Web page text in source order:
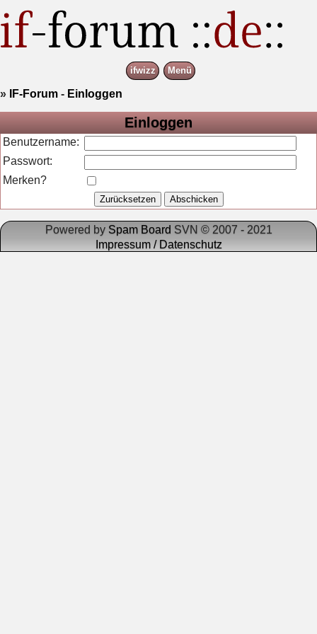
ifwizz Menü
» IF-Forum - Einloggen
Einloggen
Benutzername:
Passwort:
Merken?
Powered by Spam Board SVN © 2007 - 2021
Impressum / Datenschutz